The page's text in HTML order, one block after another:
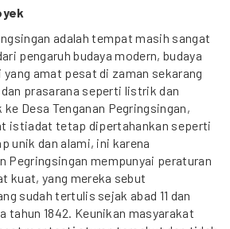
adalah tempat masih sangat
pengaruh budaya modern, budaya
amat pesat di zaman sekarang
prasarana seperti listrik dan
Desa Tenganan Pegringsingan,
istiadat tetap dipertahankan seperti
unik dan alami, ini karena
Pegringsingan mempunyai peraturan
kuat, yang mereka sebut
sudah tertulis sejak abad 11 dan
tahun 1842. Keunikan masyarakat